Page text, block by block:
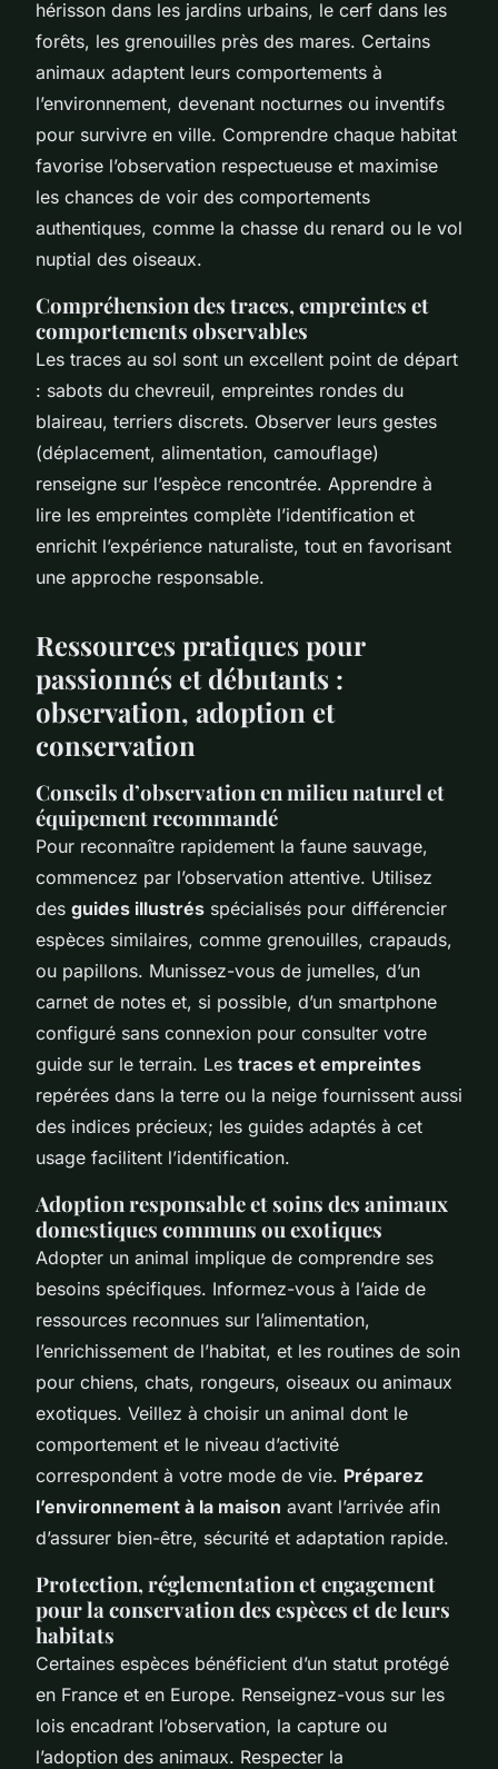
hérisson dans les jardins urbains, le cerf dans les
forêts, les grenouilles près des mares. Certains
animaux adaptent leurs comportements à
l’environnement, devenant nocturnes ou inventifs
pour survivre en ville. Comprendre chaque habitat
favorise l’observation respectueuse et maximise
les chances de voir des comportements
authentiques, comme la chasse du renard ou le vol
nuptial des oiseaux.
Compréhension des traces, empreintes et
comportements observables
Les traces au sol sont un excellent point de départ
: sabots du chevreuil, empreintes rondes du
blaireau, terriers discrets. Observer leurs gestes
(déplacement, alimentation, camouflage)
renseigne sur l’espèce rencontrée. Apprendre à
lire les empreintes complète l’identification et
enrichit l’expérience naturaliste, tout en favorisant
une approche responsable.
Ressources pratiques pour
passionnés et débutants :
observation, adoption et
conservation
Conseils d’observation en milieu naturel et
équipement recommandé
Pour reconnaître rapidement la faune sauvage,
commencez par l’observation attentive. Utilisez
des guides illustrés spécialisés pour différencier
espèces similaires, comme grenouilles, crapauds,
ou papillons. Munissez-vous de jumelles, d’un
carnet de notes et, si possible, d’un smartphone
configuré sans connexion pour consulter votre
guide sur le terrain. Les traces et empreintes
repérées dans la terre ou la neige fournissent aussi
des indices précieux; les guides adaptés à cet
usage facilitent l’identification.
Adoption responsable et soins des animaux
domestiques communs ou exotiques
Adopter un animal implique de comprendre ses
besoins spécifiques. Informez-vous à l’aide de
ressources reconnues sur l’alimentation,
l’enrichissement de l’habitat, et les routines de soin
pour chiens, chats, rongeurs, oiseaux ou animaux
exotiques. Veillez à choisir un animal dont le
comportement et le niveau d’activité
correspondent à votre mode de vie. Préparez
l’environnement à la maison avant l’arrivée afin
d’assurer bien-être, sécurité et adaptation rapide.
Protection, réglementation et engagement
pour la conservation des espèces et de leurs
habitats
Certaines espèces bénéficient d’un statut protégé
en France et en Europe. Renseignez-vous sur les
lois encadrant l’observation, la capture ou
l’adoption des animaux. Respecter la